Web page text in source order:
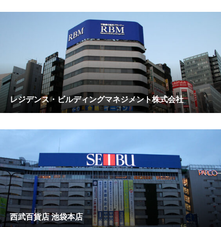
レジデンス・ビルディングマネジメント株式会社
西武百貨店 池袋本店